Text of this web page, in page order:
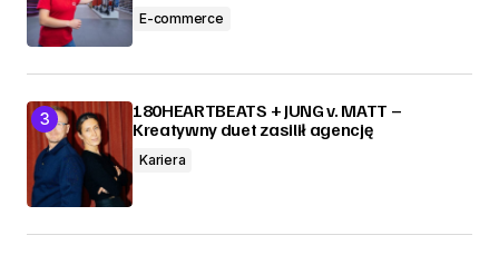
E-commerce
180HEARTBEATS + JUNG v. MATT –
Kreatywny duet zasilił agencję
Kariera